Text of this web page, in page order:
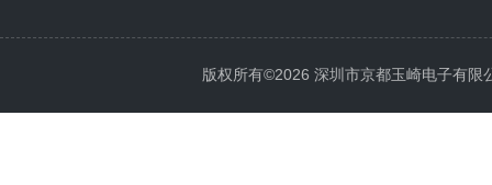
版权所有©2026 深圳市京都玉崎电子有